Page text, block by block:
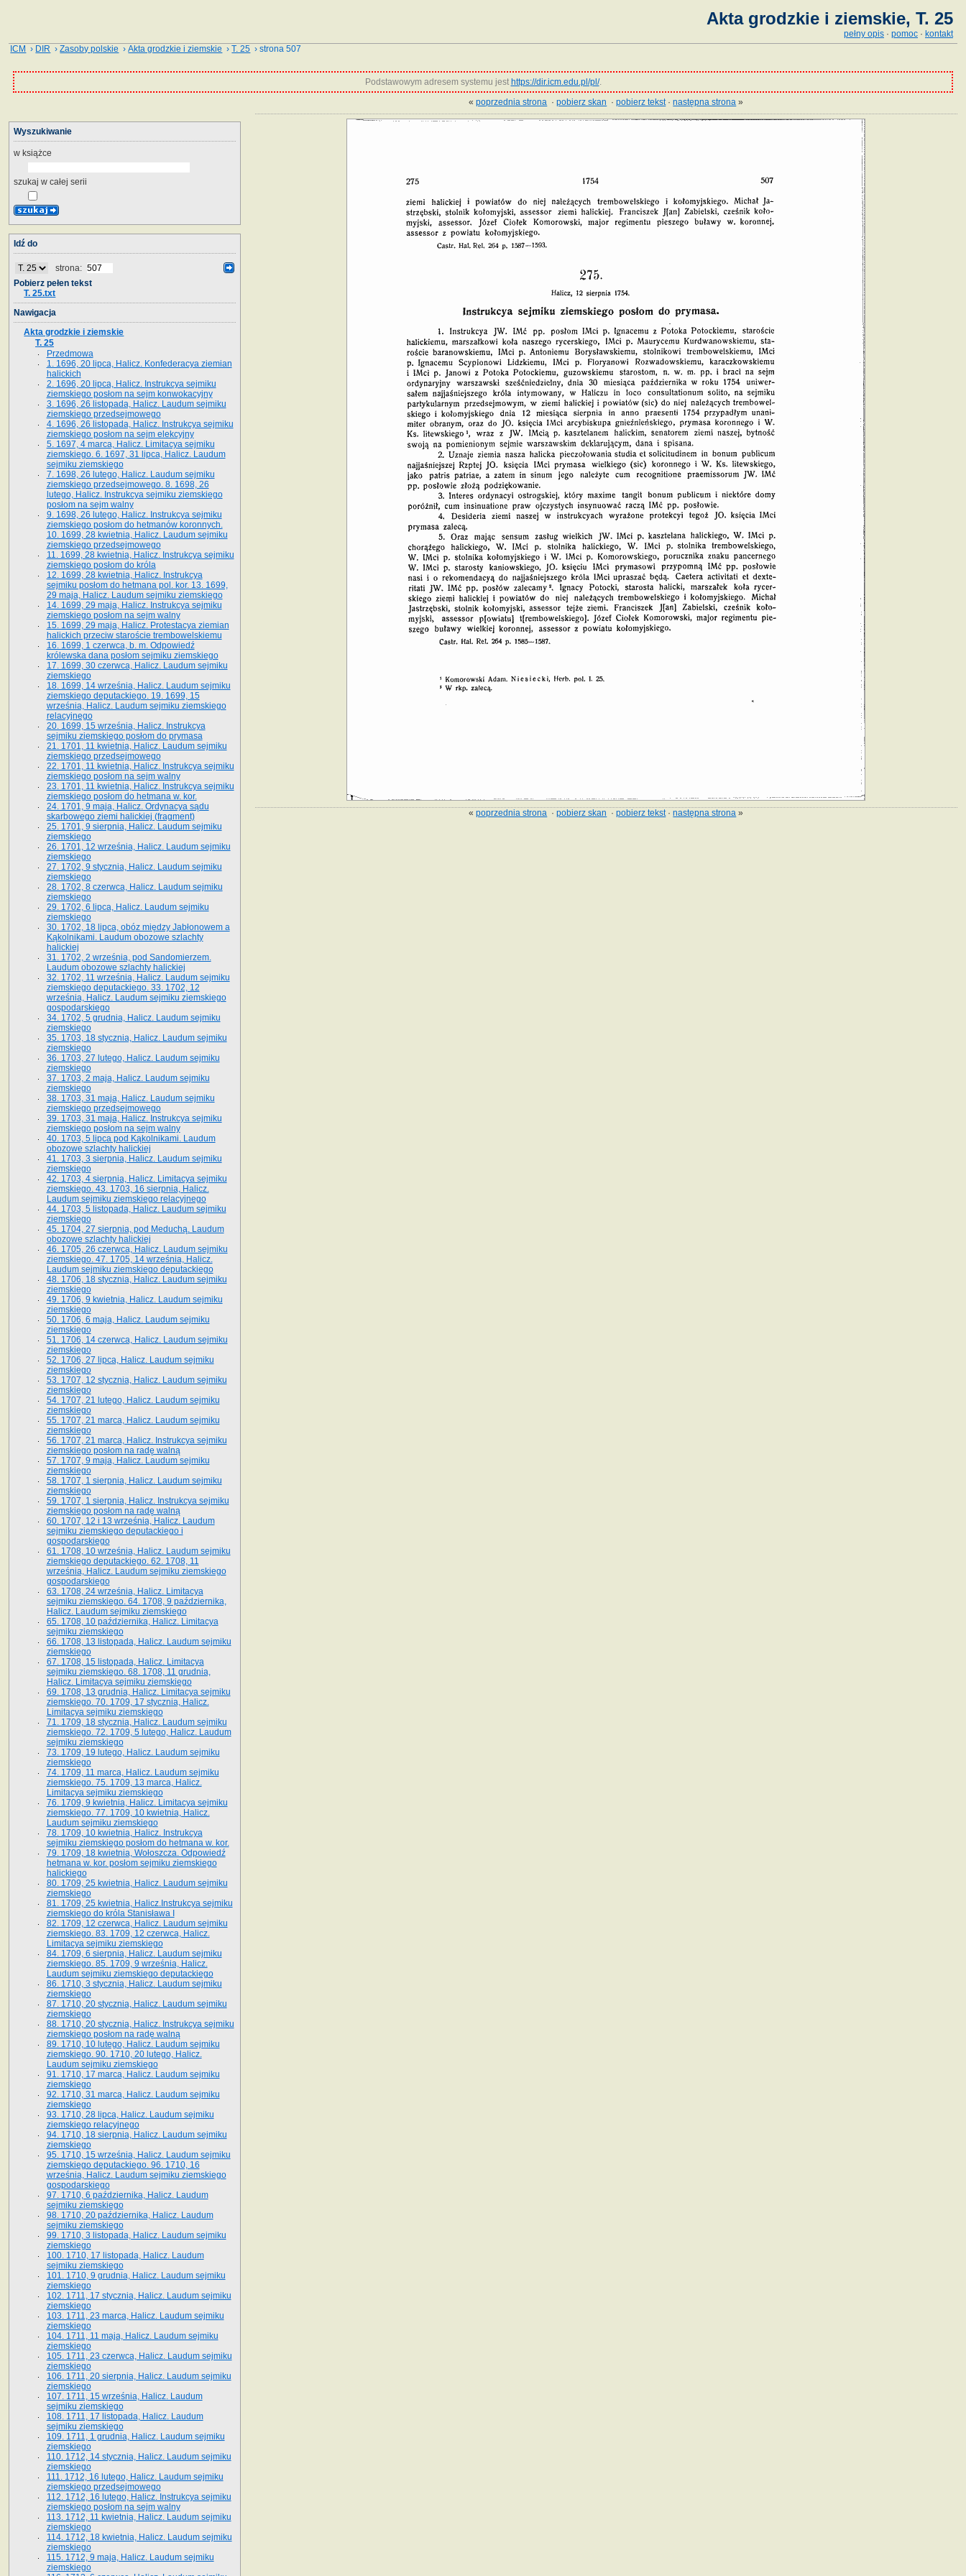
Akta grodzkie i ziemskie, T. 25
pełny opis · pomoc · kontakt
ICM › DIR ›Zasoby polskie ›Akta grodzkie i ziemskie ›T. 25 › strona 507
Podstawowym adresem systemu jest https://dir.icm.edu.pl/pl/.
«poprzednia strona ·pobierz skan ·pobierz tekst·następna strona »
«poprzednia strona ·pobierz skan ·pobierz tekst·następna strona »
Wyszukiwanie
w książce
szukaj w całej serii
Idź do
strona:
Pobierz pełen tekst
T. 25.txt
Nawigacja
Akta grodzkie i ziemskie
T. 25
Przedmowa
1. 1696, 20 lipca, Halicz. Konfederacya ziemian
halickich
2. 1696, 20 lipca, Halicz. Instrukcya sejmiku
ziemskiego posłom na sejm konwokacyjny
3. 1696, 26 listopada, Halicz. Laudum sejmiku
ziemskiego przedsejmowego
4. 1696, 26 listopada, Halicz. Instrukcya sejmiku
ziemskiego posłom na sejm elekcyjny
5. 1697, 4 marca, Halicz. Limitacya sejmiku
ziemskiego. 6. 1697, 31 lipca, Halicz. Laudum
sejmiku ziemskiego
7. 1698, 26 lutego, Halicz. Laudum sejmiku
ziemskiego przedsejmowego. 8. 1698, 26
lutego, Halicz. Instrukcya sejmiku ziemskiego
posłom na sejm walny
9. 1698, 26 lutego, Halicz. Instrukcya sejmiku
ziemskiego posłom do hetmanów koronnych.
10. 1699, 28 kwietnia, Halicz. Laudum sejmiku
ziemskiego przedsejmowego
11. 1699, 28 kwietnia, Halicz. Instrukcya sejmiku
ziemskiego posłom do króla
12. 1699, 28 kwietnia, Halicz. Instrukcya
sejmiku posłom do hetmana pol. kor. 13. 1699,
29 maja, Halicz. Laudum sejmiku ziemskiego
14. 1699, 29 maja, Halicz. Instrukcya sejmiku
ziemskiego posłom na sejm walny
15. 1699, 29 maja, Halicz. Protestacya ziemian
halickich przeciw staroście trembowelskiemu
16. 1699, 1 czerwca, b. m. Odpowiedź
królewska dana posłom sejmiku ziemskiego
17. 1699, 30 czerwca, Halicz. Laudum sejmiku
ziemskiego
18. 1699, 14 września, Halicz. Laudum sejmiku
ziemskiego deputackiego. 19. 1699, 15
września, Halicz. Laudum sejmiku ziemskiego
relacyjnego
20. 1699, 15 września, Halicz. Instrukcya
sejmiku ziemskiego posłom do prymasa
21. 1701, 11 kwietnia, Halicz. Laudum sejmiku
ziemskiego przedsejmowego
22. 1701, 11 kwietnia, Halicz. Instrukcya sejmiku
ziemskiego posłom na sejm walny
23. 1701, 11 kwietnia, Halicz. Instrukcya sejmiku
ziemskiego posłom do hetmana w. kor.
24. 1701, 9 maja, Halicz. Ordynacya sądu
skarbowego ziemi halickiej (fragment)
25. 1701, 9 sierpnia, Halicz. Laudum sejmiku
ziemskiego
26. 1701, 12 września, Halicz. Laudum sejmiku
ziemskiego
27. 1702, 9 stycznia, Halicz. Laudum sejmiku
ziemskiego
28. 1702, 8 czerwca, Halicz. Laudum sejmiku
ziemskiego
29. 1702, 6 lipca, Halicz. Laudum sejmiku
ziemskiego
30. 1702, 18 lipca, obóz między Jabłonowem a
Kąkolnikami. Laudum obozowe szlachty
halickiej
31. 1702, 2 września, pod Sandomierzem.
Laudum obozowe szlachty halickiej
32. 1702, 11 września, Halicz. Laudum sejmiku
ziemskiego deputackiego. 33. 1702, 12
września, Halicz. Laudum sejmiku ziemskiego
gospodarskiego
34. 1702, 5 grudnia, Halicz. Laudum sejmiku
ziemskiego
35. 1703, 18 stycznia, Halicz. Laudum sejmiku
ziemskiego
36. 1703, 27 lutego, Halicz. Laudum sejmiku
ziemskiego
37. 1703, 2 maja, Halicz. Laudum sejmiku
ziemskiego
38. 1703, 31 maja, Halicz. Laudum sejmiku
ziemskiego przedsejmowego
39. 1703, 31 maja, Halicz. Instrukcya sejmiku
ziemskiego posłom na sejm walny
40. 1703, 5 lipca pod Kąkolnikami. Laudum
obozowe szlachty halickiej
41­. 1703, 3 sierpnia, Halicz. Laudum sejmiku
ziemskiego
42. 1703, 4 sierpnia, Halicz. Limitacya sejmiku
ziemskiego. 43. 1703, 16 sierpnia, Halicz.
Laudum sejmiku ziemskiego relacyjnego
44. 1703, 5 listopada, Halicz. Laudum sejmiku
ziemskiego
45. 1704, 27 sierpnia, pod Meduchą. Laudum
obozowe szlachty halickiej
46. 1705, 26 czerwca, Halicz. Laudum sejmiku
ziemskiego. 47. 1705, 14 września, Halicz.
Laudum sejmiku ziemskiego deputackiego
48. 1706, 18 stycznia, Halicz. Laudum sejmiku
ziemskiego
49. 1706, 9 kwietnia, Halicz. Laudum sejmiku
ziemskiego
50. 1706, 6 maja, Halicz. Laudum sejmiku
ziemskiego
51. 1706, 14 czerwca, Halicz. Laudum sejmiku
ziemskiego
52. 1706, 27 lipca, Halicz. Laudum sejmiku
ziemskiego
53. 1707, 12 stycznia, Halicz. Laudum sejmiku
ziemskiego
54. 1707, 21 lutego, Halicz. Laudum sejmiku
ziemskiego
55. 1707, 21 marca, Halicz. Laudum sejmiku
ziemskiego
56. 1707, 21 marca, Halicz. Instrukcya sejmiku
ziemskiego posłom na radę walną
57. 1707, 9 maja, Halicz. Laudum sejmiku
ziemskiego
58. 1707, 1 sierpnia, Halicz. Laudum sejmiku
ziemskiego
59. 1707, 1 sierpnia, Halicz. Instrukcya sejmiku
ziemskiego posłom na radę walną
60. 1707, 12 i 13 września, Halicz. Laudum
sejmiku ziemskiego deputackiego i
gospodarskiego
61. 1708, 10 września, Halicz. Laudum sejmiku
ziemskiego deputackiego. 62. 1708, 11
września, Halicz. Laudum sejmiku ziemskiego
gospodarskiego
63. 1708, 24 września, Halicz. Limitacya
sejmiku ziemskiego. 64. 1708, 9 października,
Halicz. Laudum sejmiku ziemskiego
65­. 1708, 10 października, Halicz. Limitacya
sejmiku ziemskiego
66. 1708, 13 listopada, Halicz. Laudum sejmiku
ziemskiego
67. 1708, 15 listopada, Halicz. Limitacya
sejmiku ziemskiego. 68. 1708, 11 grudnia,
Halicz. Limitacya sejmiku ziemskiego
69. 1708, 13 grudnia, Halicz. Limitacya sejmiku
ziemskiego. 70. 1709, 17 stycznia, Halicz.
Limitacya sejmiku ziemskiego
71. 1709, 18 stycznia, Halicz. Laudum sejmiku
ziemskiego. 72. 1709, 5 lutego, Halicz. Laudum
sejmiku ziemskiego
73. 1709, 19 lutego, Halicz. Laudum sejmiku
ziemskiego
74. 1709, 11 marca, Halicz. Laudum sejmiku
ziemskiego. 75. 1709, 13 marca, Halicz.
Limitacya sejmiku ziemskiego
76. 1709, 9 kwietnia, Halicz. Limitacya sejmiku
ziemskiego. 77. 1709, 10 kwietnia, Halicz.
Laudum sejmiku ziemskiego
78. 1709, 10 kwietnia, Halicz. Instrukcya
sejmiku ziemskiego posłom do hetmana w. kor.
79. 1709, 18 kwietnia, Wołoszcza. Odpowiedź
hetmana w. kor. posłom sejmiku ziemskiego
halickiego
80. 1709, 25 kwietnia, Halicz. Laudum sejmiku
ziemskiego
81. 1709, 25 kwietnia, Halicz.Instrukcya sejmiku
ziemskiego do króla Stanisława I
82. 1709, 12 czerwca, Halicz. Laudum sejmiku
ziemskiego. 83. 1709, 12 czerwca, Halicz.
Limitacya sejmiku ziemskiego
84. 1709, 6 sierpnia, Halicz. Laudum sejmiku
ziemskiego. 85. 1709, 9 września, Halicz.
Laudum sejmiku ziemskiego deputackiego
86. 1710, 3 stycznia, Halicz. Laudum sejmiku
ziemskiego
87. 1710, 20 stycznia, Halicz. Laudum sejmiku
ziemskiego
88. 1710, 20 stycznia, Halicz. Instrukcya sejmiku
ziemskiego posłom na radę walną
89. 1710, 10 lutego, Halicz. Laudum sejmiku
ziemskiego. 90. 1710, 20 lutego, Halicz.
Laudum sejmiku ziemskiego
91. 1710, 17 marca, Halicz. Laudum sejmiku
ziemskiego
92. 1710, 31 marca, Halicz. Laudum sejmiku
ziemskiego
93. 1710, 28 lipca, Halicz. Laudum sejmiku
ziemskiego relacyjnego
94. 1710, 18 sierpnia, Halicz. Laudum sejmiku
ziemskiego
95. 1710, 15 września, Halicz. Laudum sejmiku
ziemskiego deputackiego. 96. 1710, 16
września, Halicz. Laudum sejmiku ziemskiego
gospodarskiego
97. 1710, 6 października, Halicz. Laudum
sejmiku ziemskiego
98. 1710, 20 października, Halicz. Laudum
sejmiku ziemskiego
99. 1710, 3 listopada, Halicz. Laudum sejmiku
ziemskiego
100. 1710, 17 listopada, Halicz. Laudum
sejmiku ziemskiego
101. 1710, 9 grudnia, Halicz. Laudum sejmiku
ziemskiego
102. 1711, 17 stycznia, Halicz. Laudum sejmiku
ziemskiego
103. 1711, 23 marca, Halicz. Laudum sejmiku
ziemskiego
104. 1711, 11 maja, Halicz. Laudum sejmiku
ziemskiego
105. 1711, 23 czerwca, Halicz. Laudum sejmiku
ziemskiego
106. 1711, 20 sierpnia, Halicz. Laudum sejmiku
ziemskiego
107. 1711, 15 września, Halicz. Laudum
sejmiku ziemskiego
108. 1711, 17 listopada, Halicz. Laudum
sejmiku ziemskiego
109. 1711, 1 grudnia, Halicz. Laudum sejmiku
ziemskiego
110. 1712, 14 stycznia, Halicz. Laudum sejmiku
ziemskiego
111. 1712, 16 lutego, Halicz. Laudum sejmiku
ziemskiego przedsejmowego
112. 1712, 16 lutego, Halicz. Instrukcya sejmiku
ziemskiego posłom na sejm walny
113. 1712, 11 kwietnia, Halicz. Laudum sejmiku
ziemskiego
114. 1712, 18 kwietnia, Halicz. Laudum sejmiku
ziemskiego
115. 1712, 9 maja, Halicz. Laudum sejmiku
ziemskiego